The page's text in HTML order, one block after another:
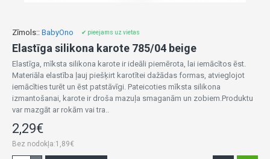
Zīmols:: BabyOno ✔ pieejams uz vietas
Elastīga silikona karote 785/04 beige
Elastīga, mīksta silikona karote ir ideāli piemērota, lai iemācītos ēst.
Materiāla elastība ļauj piešķirt karotītei dažādas formas, atvieglojot
iemācīties turēt un ēst patstāvīgi. Pateicoties mīksta silikona
izmantošanai, karote ir droša mazuļa smaganām un zobiem.Produktu
var mazgāt ar rokām vai tra..
2,29€
Bez nodokļa:1,89€